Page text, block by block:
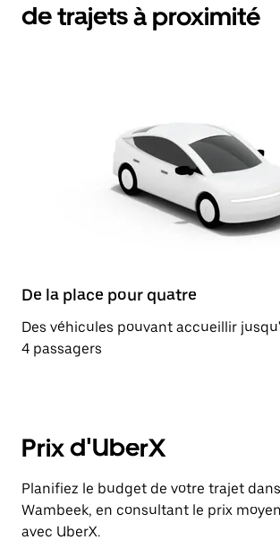
de trajets à proximité
De la place pour quatre
Des véhicules pouvant accueillir
4 passagers
Prix d'UberX
Planifiez le budget de votre trajet
Wambeek, en consultant le prix
avec UberX.